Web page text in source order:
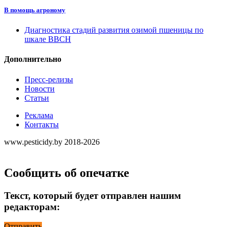
В помощь агроному
Диагностика стадий развития озимой пшеницы по
шкале ВВСН
Дополнительно
Пресс-релизы
Новости
Статьи
Реклама
Контакты
www.pesticidy.by 2018-2026
Сообщить об опечатке
Текст, который будет отправлен нашим
редакторам: